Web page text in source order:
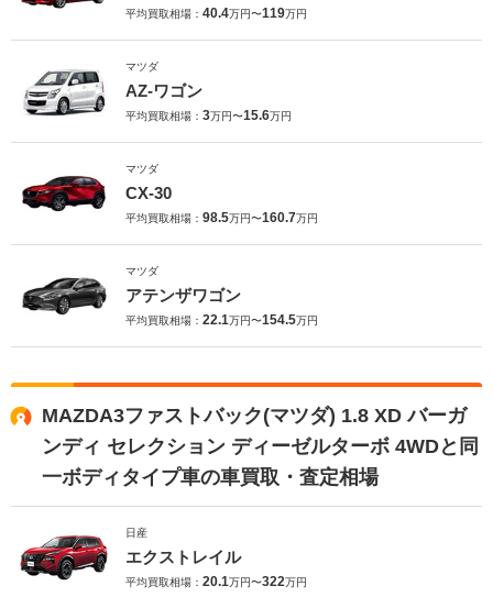
平均買取相場： 40.4万円〜119万円
マツダ
AZ-ワゴン
平均買取相場： 3万円〜15.6万円
マツダ
CX-30
平均買取相場： 98.5万円〜160.7万円
マツダ
アテンザワゴン
平均買取相場： 22.1万円〜154.5万円
MAZDA3ファストバック(マツダ) 1.8 XD バーガ
ンディ セレクション ディーゼルターボ 4WDと同
一ボディタイプ車の車買取・査定相場
日産
エクストレイル
平均買取相場： 20.1万円〜322万円